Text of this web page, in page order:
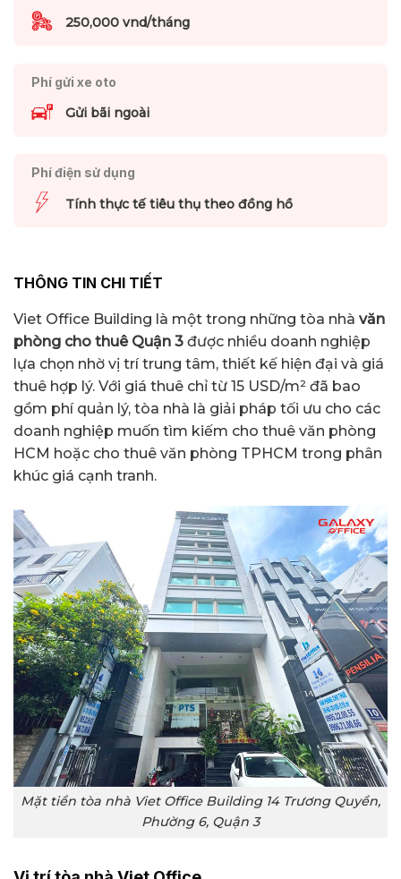
250,000 vnd/tháng
Phí gửi xe oto
Gửi bãi ngoài
Phí điện sử dụng
Tính thực tế tiêu thụ theo đồng hồ
THÔNG TIN CHI TIẾT
Viet Office Building là một trong những tòa nhà văn
phòng cho thuê Quận 3 được nhiều doanh nghiệp
lựa chọn nhờ vị trí trung tâm, thiết kế hiện đại và giá
thuê hợp lý. Với giá thuê chỉ từ 15 USD/m² đã bao
gồm phí quản lý, tòa nhà là giải pháp tối ưu cho các
doanh nghiệp muốn tìm kiếm cho thuê văn phòng
HCM hoặc cho thuê văn phòng TPHCM trong phân
khúc giá cạnh tranh.
Mặt tiền tòa nhà Viet Office Building 14 Trương Quyền,
Phường 6, Quận 3